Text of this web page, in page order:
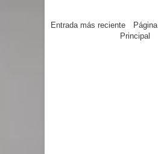
Entrada más reciente
Página
Principal